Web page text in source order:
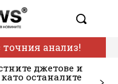
анализ!
джетове и
останалите